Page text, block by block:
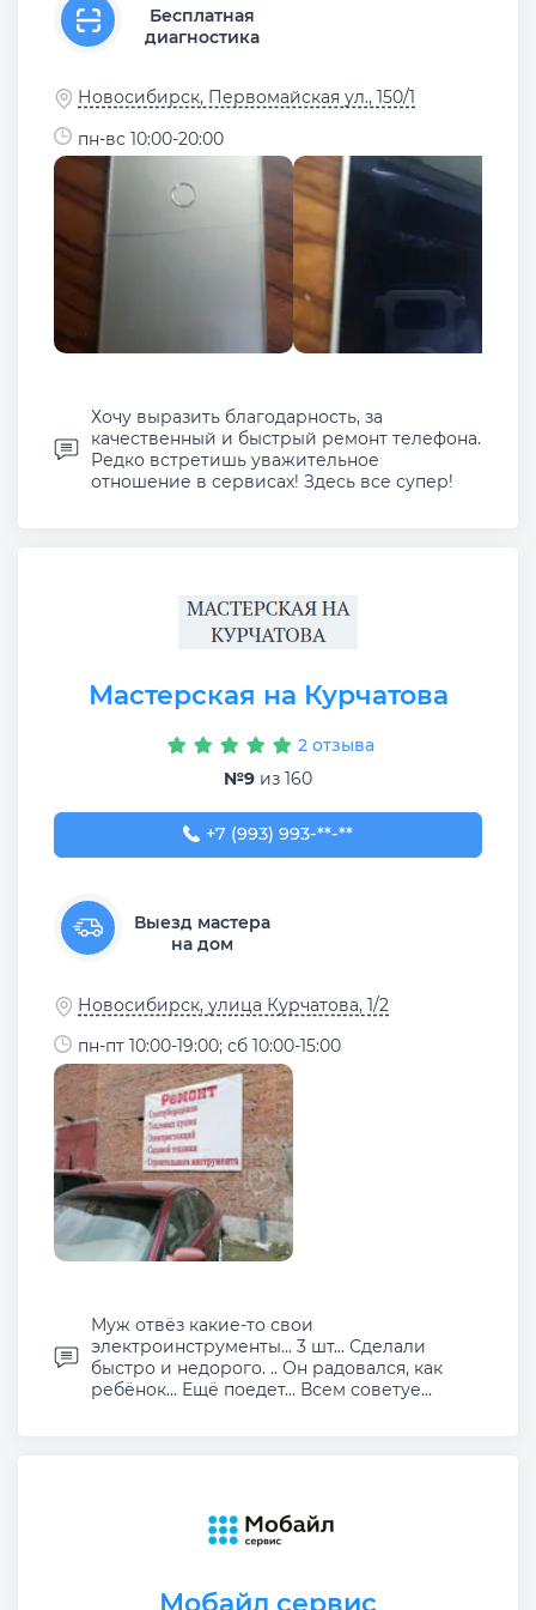
Бесплатная
диагностика
Новосибирск, Первомайская ул., 150/1
пн-вс 10:00-20:00
Хочу выразить благодарность, за
качественный и быстрый ремонт телефона.
Редко встретишь уважительное
отношение в сервисах! Здесь все супер!
Мастерская на Курчатова
2 отзыва
№9 из 160
+7 (993) 993-54-53
+7 (993) 993-**-**
Выезд мастера
на дом
Новосибирск, улица Курчатова, 1/2
пн-пт 10:00-19:00; сб 10:00-15:00
Муж отвёз какие-то свои
электроинструменты... 3 шт... Сделали
быстро и недорого. .. Он радовался, как
ребёнок... Ещё поедет... Всем советуе...
Мобайл сервис